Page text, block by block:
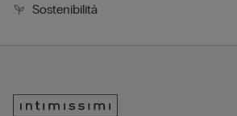
Sostenibilità